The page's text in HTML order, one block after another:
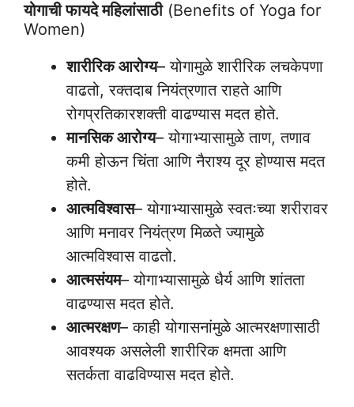
योगाची फायदे महिलांसाठी(Benefits of Yoga for
Women)
शारीरिक आरोग्य– योगामुळे शारीरिक लचकेपणा
वाढतो, रक्तदाब नियंत्रणात राहते आणि
रोगप्रतिकारशक्ती वाढण्यास मदत होते.
मानसिक आरोग्य– योगाभ्यासामुळे ताण, तणाव
कमी होऊन चिंता आणि नैराश्य दूर होण्यास मदत
होते.
आत्मविश्वास– योगाभ्यासामुळे स्वतःच्या शरीरावर
आणि मनावर नियंत्रण मिळते ज्यामुळे
आत्मविश्वास वाढतो.
आत्मसंयम– योगाभ्यासामुळे धैर्य आणि शांतता
वाढण्यास मदत होते.
आत्मरक्षण– काही योगासनांमुळे आत्मरक्षणासाठी
आवश्यक असलेली शारीरिक क्षमता आणि
सतर्कता वाढविण्यास मदत होते.